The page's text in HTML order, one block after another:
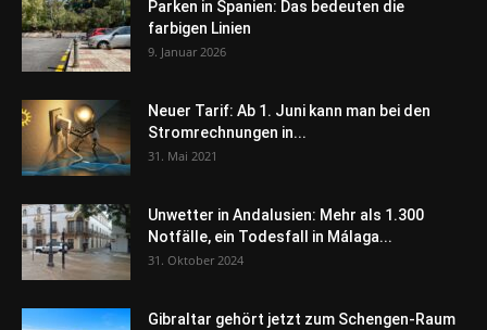
Parken in Spanien: Das bedeuten die
farbigen Linien
9. Januar 2026
Neuer Tarif: Ab 1. Juni kann man bei den
Stromrechnungen in...
31. Mai 2021
Unwetter in Andalusien: Mehr als 1.300
Notfälle, ein Todesfall in Málaga...
31. Oktober 2024
Gibraltar gehört jetzt zum Schengen-Raum